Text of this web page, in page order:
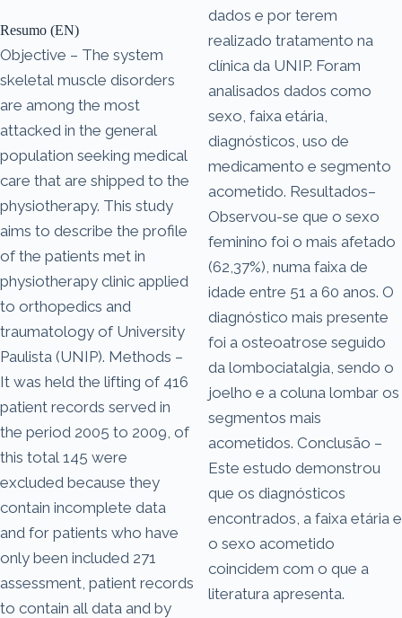
Resumo (EN)
Objective – The system
skeletal muscle disorders
are among the most
attacked in the general
population seeking medical
care that are shipped to the
physiotherapy. This study
aims to describe the profile
of the patients met in
physiotherapy clinic applied
to orthopedics and
traumatology of University
Paulista (UNIP). Methods –
It was held the lifting of 416
patient records served in
the period 2005 to 2009, of
this total 145 were
excluded because they
contain incomplete data
and for patients who have
only been included 271
assessment, patient records
to contain all data and by
dados e por terem
realizado tratamento na
clínica da UNIP. Foram
analisados dados como
sexo, faixa etária,
diagnósticos, uso de
medicamento e segmento
acometido. Resultados–
Observou-se que o sexo
feminino foi o mais afetado
(62,37%), numa faixa de
idade entre 51 a 60 anos. O
diagnóstico mais presente
foi a osteoatrose seguido
da lombociatalgia, sendo o
joelho e a coluna lombar os
segmentos mais
acometidos. Conclusão –
Este estudo demonstrou
que os diagnósticos
encontrados, a faixa etária e
o sexo acometido
coincidem com o que a
literatura apresenta.